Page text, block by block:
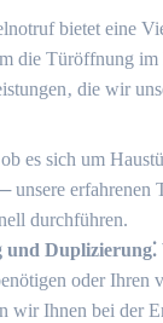
bietet eine
die Türöffnung
die wir
es sich um
unsere erfahrenen
durchführen.​
und Duplizierung⁚
oder Ihren
wir Ihnen bei der